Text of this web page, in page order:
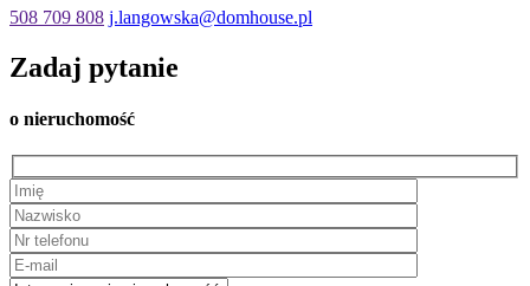
508 709 808 j.langowska@domhouse.pl
Zadaj pytanie
o nieruchomość